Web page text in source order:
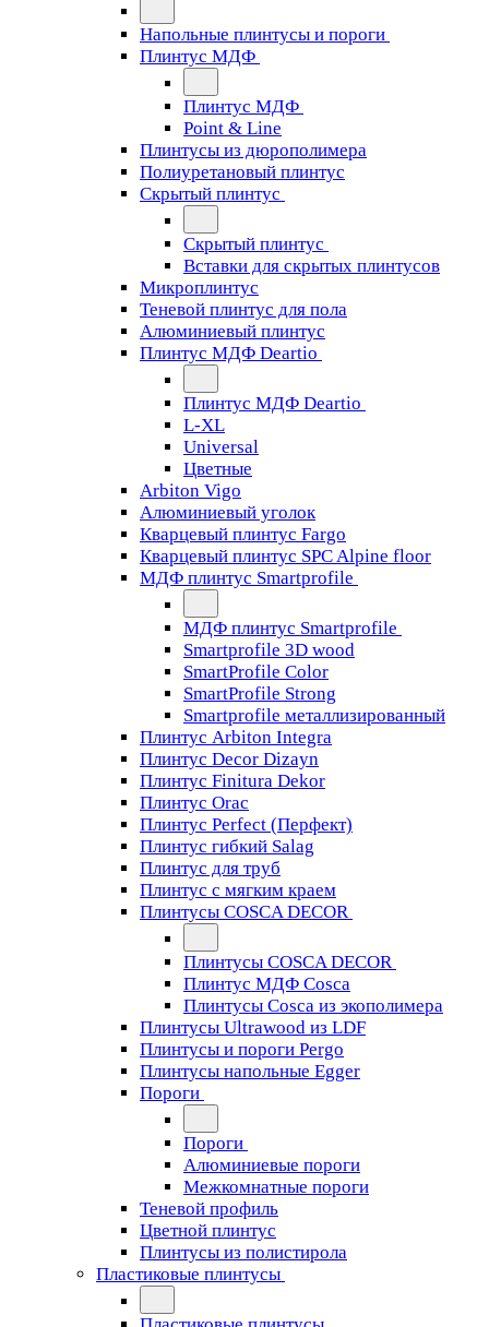
Напольные плинтусы и пороги
Плинтус МДФ
Плинтус МДФ
Point & Line
Плинтусы из дюрополимера
Полиуретановый плинтус
Скрытый плинтус
Скрытый плинтус
Вставки для скрытых плинтусов
Микроплинтус
Теневой плинтус для пола
Алюминиевый плинтус
Плинтус МДФ Deartio
Плинтус МДФ Deartio
L-XL
Universal
Цветные
Arbiton Vigo
Алюминиевый уголок
Кварцевый плинтус Fargo
Кварцевый плинтус SPC Alpine floor
МДФ плинтус Smartprofile
МДФ плинтус Smartprofile
Smartprofile 3D wood
SmartProfile Color
SmartProfile Strong
Smartprofile металлизированный
Плинтус Arbiton Integra
Плинтус Decor Dizayn
Плинтус Finitura Dekor
Плинтус Orac
Плинтус Perfect (Перфект)
Плинтус гибкий Salag
Плинтус для труб
Плинтус с мягким краем
Плинтусы COSCA DECOR
Плинтусы COSCA DECOR
Плинтус МДФ Cosca
Плинтусы Cosca из экополимера
Плинтусы Ultrawood из LDF
Плинтусы и пороги Pergo
Плинтусы напольные Egger
Пороги
Пороги
Алюминиевые пороги
Межкомнатные пороги
Теневой профиль
Цветной плинтус
Плинтусы из полистирола
Пластиковые плинтусы